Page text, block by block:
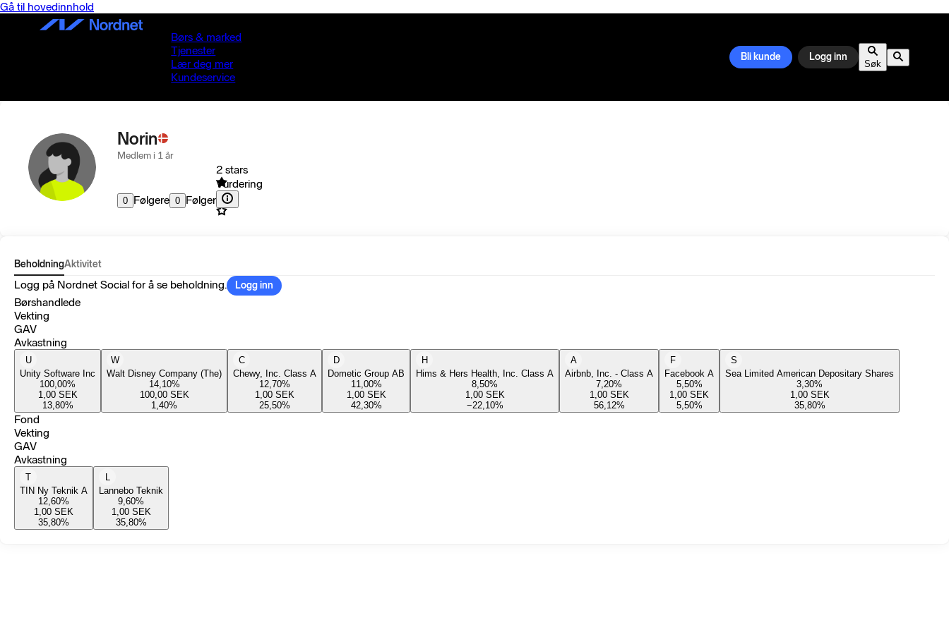
Gå til hovedinnhold
Børs & marked
Tjenester
Lær deg mer
Kundeservice
Bli kunde Logg inn
Søk
Norin
Medlem i 1 år
0 Følgere 0 Følger
2 stars
Vurdering
BeholdningAktivitet
Logg på Nordnet Social for å se beholdning. Logg inn
Børshandlede
Vekting
GAV
Avkastning
U
Unity Software Inc
100,00%
1,00 SEK
13,80%
W
Walt Disney Company (The)
14,10%
100,00 SEK
1,40%
C
Chewy, Inc. Class A
12,70%
1,00 SEK
25,50%
D
Dometic Group AB
11,00%
1,00 SEK
42,30%
H
Hims & Hers Health, Inc. Class A
8,50%
1,00 SEK
−22,10%
A
Airbnb, Inc. - Class A
7,20%
1,00 SEK
56,12%
F
Facebook A
5,50%
1,00 SEK
5,50%
S
Sea Limited American Depositary Shares
3,30%
1,00 SEK
35,80%
Fond
Vekting
GAV
Avkastning
T
TIN Ny Teknik A
12,60%
1,00 SEK
35,80%
L
Lannebo Teknik
9,60%
1,00 SEK
35,80%